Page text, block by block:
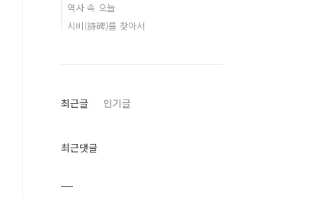
역사 속 오늘
시비(詩碑)를 찾아서
최근글 인기글
최근댓글